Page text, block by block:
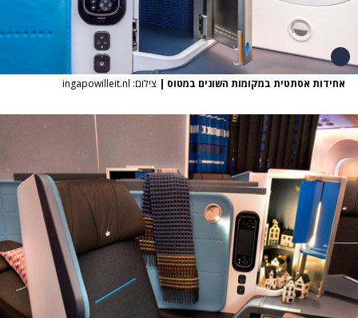
אחידות אסתטית במקומות השונים במטוס | צילום: ingapowilleit.nl